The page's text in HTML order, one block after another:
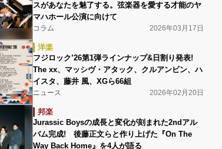
スがあなたを魅了する。弦楽器を愛する才能のヤ
マハホール公演に向けて
コラム 2026年03月17日
洋楽
フジロック’26第1弾ラインナップ&日割り発表!
The xx、マッシヴ・アタック、クルアンビン、ハ
イスタ、藤井 風、XGら66組
ニュース 2026年02月20日
邦楽
Jurassic Boysの成長と変化が刻まれた2ndアル
バム完成! 後藤正文らと作り上げた『On The
Way Back Home』を4人が語る